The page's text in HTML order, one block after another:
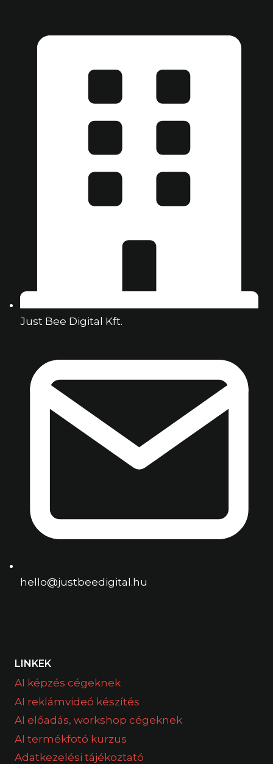
Just Bee Digital Kft.
hello@justbeedigital.hu
LINKEK
AI képzés cégeknek
AI reklámvideó készítés
AI előadás, workshop cégeknek
AI termékfotó kurzus
Adatkezelési tájékoztató